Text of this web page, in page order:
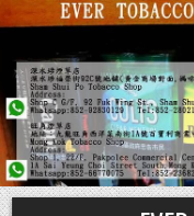
Skip